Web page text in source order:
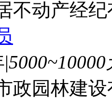
不动产经
|
政园林建